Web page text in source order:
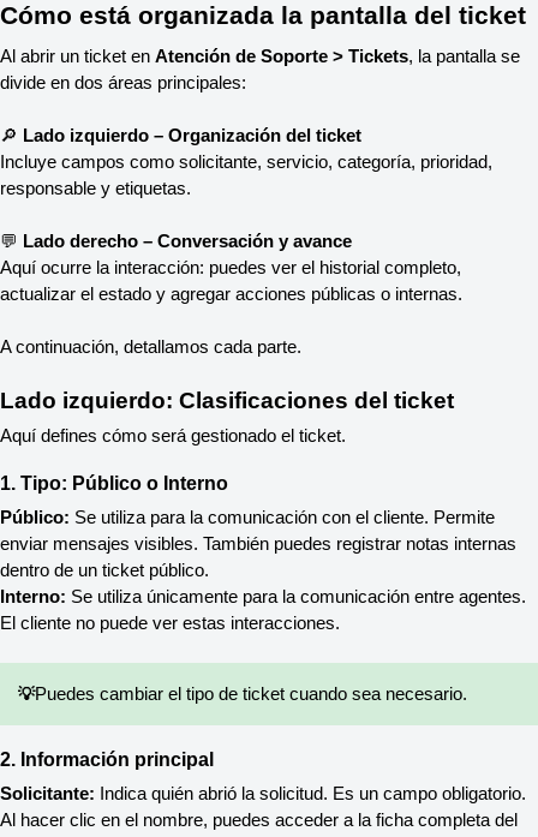
Cómo está organizada la pantalla del ticket
Al abrir un ticket en Atención de Soporte > Tickets, la pantalla se
divide en dos áreas principales:
🔎 Lado izquierdo – Organización del ticket
Incluye campos como solicitante, servicio, categoría, prioridad,
responsable y etiquetas.
💬 Lado derecho – Conversación y avance
Aquí ocurre la interacción: puedes ver el historial completo,
actualizar el estado y agregar acciones públicas o internas.
A continuación, detallamos cada parte.
Lado izquierdo: Clasificaciones del ticket
Aquí defines cómo será gestionado el ticket.
1. Tipo: Público o Interno
Público: Se utiliza para la comunicación con el cliente. Permite
enviar mensajes visibles. También puedes registrar notas internas
dentro de un ticket público.
Interno: Se utiliza únicamente para la comunicación entre agentes.
El cliente no puede ver estas interacciones.
💡Puedes cambiar el tipo de ticket cuando sea necesario.
2. Información principal
Solicitante: Indica quién abrió la solicitud. Es un campo obligatorio.
Al hacer clic en el nombre, puedes acceder a la ficha completa del